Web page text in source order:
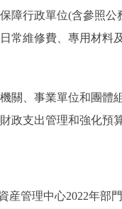
行政單位(含參照公
常維修費、專用材料
、事業單位和團體組
政支出管理和強化預
産管理中心2022年部